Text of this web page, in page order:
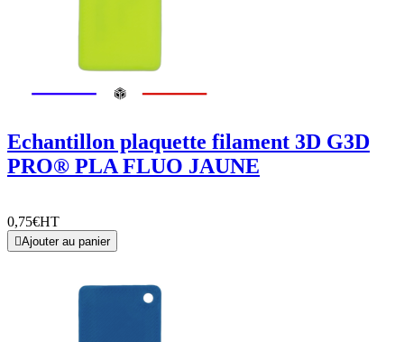
Echantillon plaquette filament 3D G3D
PRO® PLA FLUO JAUNE
0,75€HT
Ajouter au panier